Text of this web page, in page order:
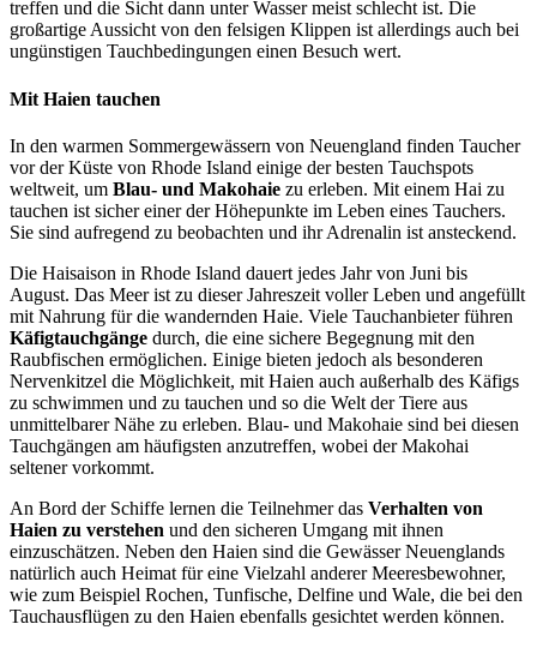
treffen und die Sicht dann unter Wasser meist schlecht ist. Die
großartige Aussicht von den felsigen Klippen ist allerdings auch bei
ungünstigen Tauchbedingungen einen Besuch wert.
Mit Haien tauchen
In den warmen Sommergewässern von Neuengland finden Taucher
vor der Küste von Rhode Island einige der besten Tauchspots
weltweit, um Blau- und Makohaie zu erleben. Mit einem Hai zu
tauchen ist sicher einer der Höhepunkte im Leben eines Tauchers.
Sie sind aufregend zu beobachten und ihr Adrenalin ist ansteckend.
Die Haisaison in Rhode Island dauert jedes Jahr von Juni bis
August. Das Meer ist zu dieser Jahreszeit voller Leben und angefüllt
mit Nahrung für die wandernden Haie. Viele Tauchanbieter führen
Käfigtauchgänge durch, die eine sichere Begegnung mit den
Raubfischen ermöglichen. Einige bieten jedoch als besonderen
Nervenkitzel die Möglichkeit, mit Haien auch außerhalb des Käfigs
zu schwimmen und zu tauchen und so die Welt der Tiere aus
unmittelbarer Nähe zu erleben. Blau- und Makohaie sind bei diesen
Tauchgängen am häufigsten anzutreffen, wobei der Makohai
seltener vorkommt.
An Bord der Schiffe lernen die Teilnehmer das Verhalten von
Haien zu verstehen und den sicheren Umgang mit ihnen
einzuschätzen. Neben den Haien sind die Gewässer Neuenglands
natürlich auch Heimat für eine Vielzahl anderer Meeresbewohner,
wie zum Beispiel Rochen, Tunfische, Delfine und Wale, die bei den
Tauchausflügen zu den Haien ebenfalls gesichtet werden können.